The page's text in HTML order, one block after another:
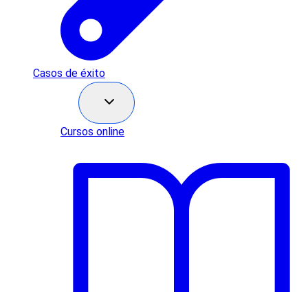
Casos de éxito
Cursos online